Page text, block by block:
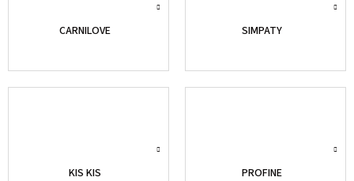
CARNILOVE SIMPATY
KIS KIS PROFINE